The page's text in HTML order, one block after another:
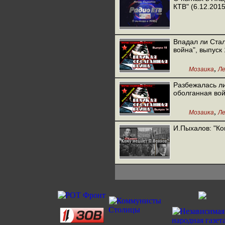
КТВ"
Впадал ли
война", выпуск
Мозаика,
Разбежалась
оболганная
Мозаика,
И.Пыхалов: